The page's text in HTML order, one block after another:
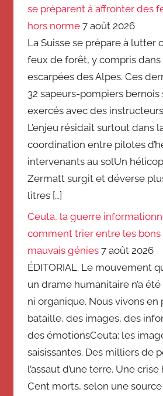
se préparent à affronter des
hors norme 7 août 2026
La Suisse se prépare à lutter
feux de forêt, y compris dans
escarpées des Alpes. Ces
32 sapeurs-pompiers bernois
exercés avec des
L’enjeu résidait surtout dans
coordination entre pilotes
intervenants au solUn
Zermatt surgit et déverse
litres […]
Ceuta, la guerre
comment trier entre les bons
mauvais génies 7 août 2026
ÉDITORIAL. Le mouvement
un drame humanitaire n’a
ni organique. Nous vivons en
bataille, des images, des
des émotionsCeuta: les
saisissantes. Des milliers de
l’assaut d’une terre. Une
Cent morts, selon une